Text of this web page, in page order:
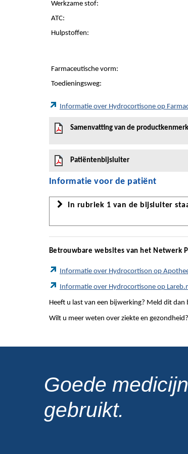
Werkzame stof:
ATC:
Hulpstoffen:
Farmaceutische vorm:
Toedieningsweg:
Informatie over Hydrocortisone op
Samenvatting van de
Patiëntenbijsluiter
Informatie voor de patiënt
In rubriek 1 van de bijsluiter
Betrouwbare websites van het Netwerk
Informatie over Hydrocortison op
Informatie over Hydrocortisone op
Heeft u last van een bijwerking? Meld dit
Wilt u meer weten over ziekte en
Goede
gebruikt.